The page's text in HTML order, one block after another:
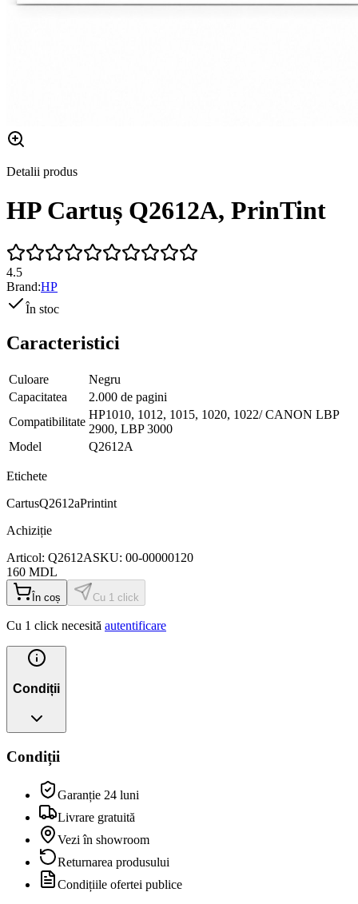
Detalii produs
HP Cartuș Q2612A, PrinTint
4.5
Brand:HP
În stoc
Caracteristici
Culoare
Negru
Capacitatea
2.000 de pagini
Compatibilitate
HP1010, 1012, 1015, 1020, 1022/ CANON LBP
2900, LBP 3000
Model
Q2612A
Etichete
CartusQ2612aPrintint
Achiziție
Articol: Q2612ASKU: 00-00000120
160 MDL
În coș Cu 1 click
Cu 1 click necesită autentificare
Condiții
Condiții
Garanție 24 luni
Livrare gratuită
Vezi în showroom
Returnarea produsului
Condițiile ofertei publice